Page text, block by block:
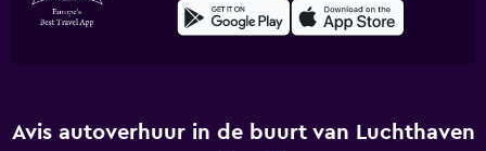
Avis autoverhuur in de buurt van Luchthaven